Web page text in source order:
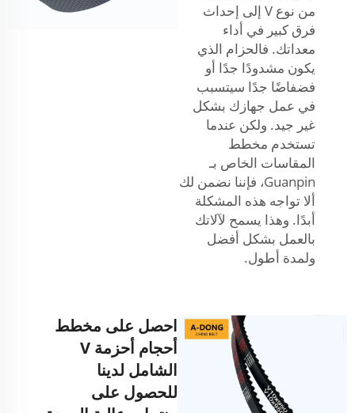
من نوع V إلى إحداث
فرق كبير في أداء
معداتك. فالحزام الذي
يكون مشدودًا جدًا أو
فضفاضًا جدًا سيتسبب
في عمل جهازك بشكل
غير جيد. ولكن عندما
تستخدم مخطط
المقاسات الخاص بـ
Guanpin، فإننا نضمن لك
ألا تواجه هذه المشكلة
أبدًا. وهذا يسمح لآلاتك
بالعمل بشكل أفضل
ولمدة أطول.
احصل على مخطط
أحجام أحزمة V
الشامل لدينا
للحصول على